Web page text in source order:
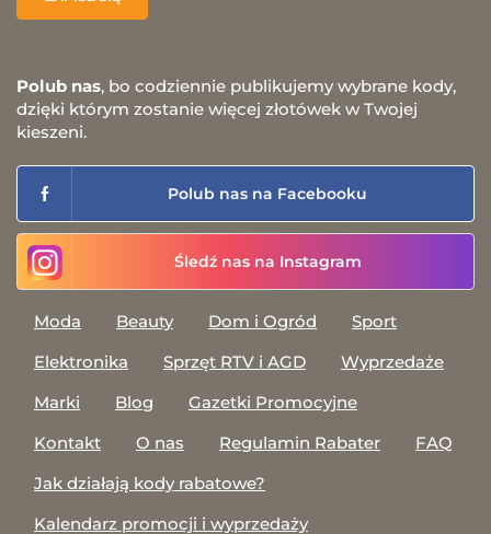
Polub nas, bo codziennie publikujemy wybrane kody,
dzięki którym zostanie więcej złotówek w Twojej
kieszeni.
Polub nas na Facebooku
Śledź nas na Instagram
Moda Beauty Dom i Ogród
Sport
Elektronika
Sprzęt RTV i AGD
Wyprzedaże
Marki
Blog
Gazetki Promocyjne
Kontakt
O nas Regulamin Rabater
FAQ
Jak działają kody rabatowe?
Kalendarz promocji i wyprzedaży